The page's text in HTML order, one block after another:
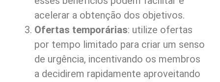
acelerar a obtenção dos objetivos.
Ofertas temporárias: utilize ofertas
por tempo limitado para criar um senso
de urgência, incentivando os membros
a decidirem rapidamente aproveitando